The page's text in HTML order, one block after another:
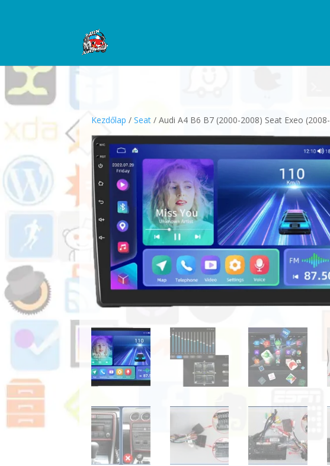
Kezdőlap /Seat / Audi A4 B6 B7 (2000-2008) Seat Exeo